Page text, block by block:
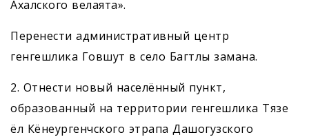
Ахалского велаята».
Перенести административный центр
генгешлика Говшут в село Багтлы заманa.
2. Отнести новый населённый пункт,
образованный на территории генгешлика Тязе
ёл Кёнеургенчского этрапа Дашогузского